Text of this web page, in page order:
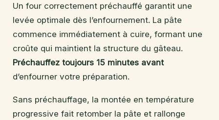
Un four correctement préchauffé garantit une
levée optimale dès l’enfournement. La pâte
commence immédiatement à cuire, formant une
croûte qui maintient la structure du gâteau.
Préchauffez toujours 15 minutes avant
d’enfourner votre préparation.
Sans préchauffage, la montée en température
progressive fait retomber la pâte et rallonge